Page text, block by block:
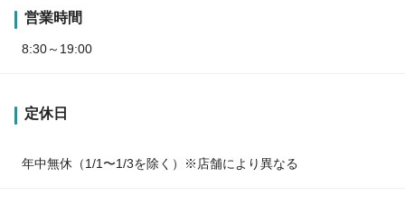
営業時間
8:30～19:00
定休日
年中無休（1/1〜1/3を除く）※店舗により異なる